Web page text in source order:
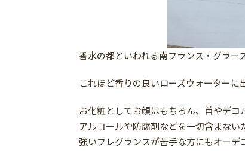
香水の都といわれる南フランス・グラ
これほど香りの良いローズウォーター
お化粧としてお顔はもちろん、首やデ
アルコールや防腐剤などを一切含まない
強いフレグランスが苦手な方にもオーデ